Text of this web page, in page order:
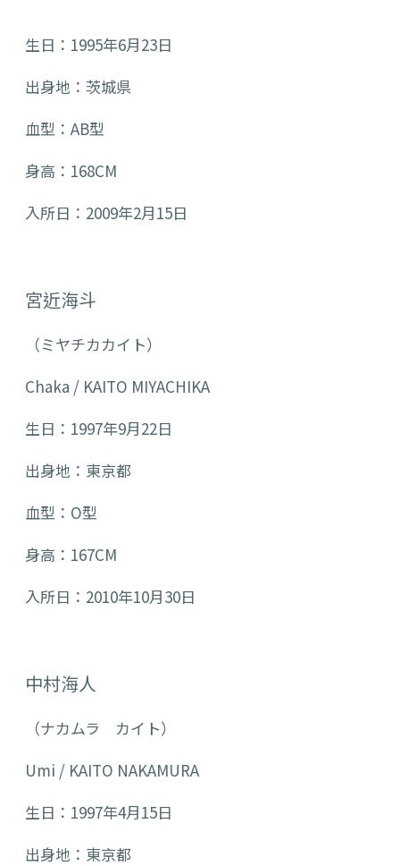
生日：1995年6月23日
出身地：茨城県
血型：AB型
身高：168CM
入所日：2009年2月15日
宮近海斗
（ミヤチカカイト）
Chaka / KAITO MIYACHIKA
生日：1997年9月22日
出身地：東京都
血型：O型
身高：167CM
入所日：2010年10月30日
中村海人
（ナカムラ カイト）
Umi / KAITO NAKAMURA
生日：1997年4月15日
出身地：東京都